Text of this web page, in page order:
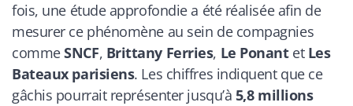
fois, une étude approfondie a été réalisée afin de
mesurer ce phénomène au sein de compagnies
commeSNCF, Brittany Ferries, Le Ponantet Les
Bateaux parisiens. Les chiffres indiquent que ce
gâchis pourrait représenter jusqu’à 5,8 millions